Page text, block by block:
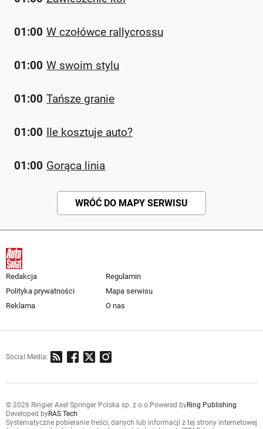
01:00 W czołówce rallycrossu
01:00 W swoim stylu
01:00 Tańsze granie
01:00 Ile kosztuje auto?
01:00 Gorąca linia
WRÓĆ DO MAPY SERWISU
Redakcja
Regulamin
Polityka prywatności
Mapa serwisu
Reklama
O nas
Social Media:
© 2026 Ringier Axel Springer Polska sp. z o.o. Powered byRing Publishing
Developed byRAS Tech
Systematyczne pobieranie treści, danych lub informacji z tej strony internetowej